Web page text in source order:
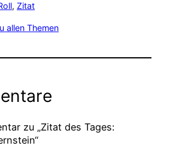
, Zitat
allen Themen
zu „Zitat des Tages: